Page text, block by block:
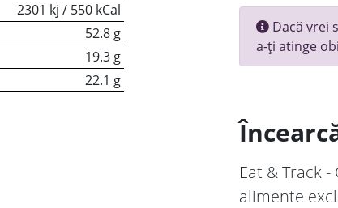
2301 kj / 550 kCal
52.8 g
19.3 g
22.1 g
Dacă vrei
a-ți atinge
Eat & Track
alimente